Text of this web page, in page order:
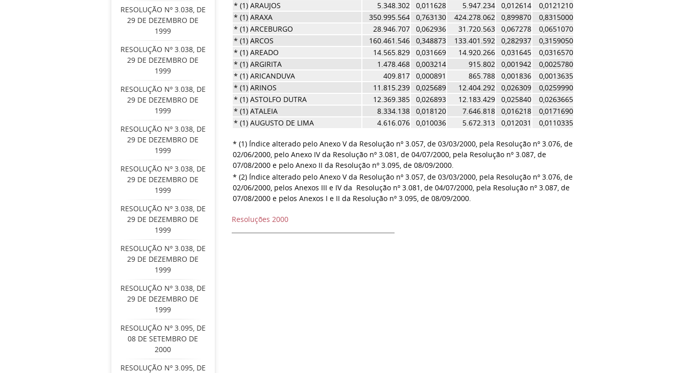
RESOLUÇÃO Nº 3.038, DE
29 DE DEZEMBRO DE
1999
RESOLUÇÃO Nº 3.038, DE
29 DE DEZEMBRO DE
1999
RESOLUÇÃO Nº 3.038, DE
29 DE DEZEMBRO DE
1999
RESOLUÇÃO Nº 3.038, DE
29 DE DEZEMBRO DE
1999
RESOLUÇÃO Nº 3.038, DE
29 DE DEZEMBRO DE
1999
RESOLUÇÃO Nº 3.038, DE
29 DE DEZEMBRO DE
1999
RESOLUÇÃO Nº 3.038, DE
29 DE DEZEMBRO DE
1999
RESOLUÇÃO Nº 3.038, DE
29 DE DEZEMBRO DE
1999
RESOLUÇÃO Nº 3.095, DE
08 DE SETEMBRO DE
2000
RESOLUÇÃO Nº 3.095, DE
* (1) ARAUJOS 5.348.302 0,011628 5.947.234 0,012614
0,0121210
* (1) ARAXA 350.995.564 0,763130 424.278.062 0,899870
0,8315000
* (1) ARCEBURGO 28.946.707 0,062936 31.720.563 0,067278
0,0651070
* (1) ARCOS 160.461.546 0,348873 133.401.592 0,282937
0,3159050
* (1) AREADO 14.565.829 0,031669 14.920.266 0,031645
0,0316570
* (1) ARGIRITA 1.478.468 0,003214 915.802 0,001942
0,0025780
* (1) ARICANDUVA 409.817 0,000891 865.788 0,001836
0,0013635
* (1) ARINOS 11.815.239 0,025689 12.404.292 0,026309
0,0259990
* (1) ASTOLFO DUTRA 12.369.385 0,026893 12.183.429 0,025840
0,0263665
* (1) ATALEIA 8.334.138 0,018120 7.646.818 0,016218
0,0171690
* (1) AUGUSTO DE LIMA 4.616.076 0,010036 5.672.313 0,012031 0,0110335
* (1) Índice alterado pelo Anexo V da Resolução nº 3.057, de 03/03/2000, pela Resolução nº 3.076, de
02/06/2000, pelo Anexo IV da Resolução nº 3.081, de 04/07/2000, pela Resolução nº 3.087, de
07/08/2000 e pelo Anexo II da Resolução nº 3.095, de 08/09/2000.
* (2) Índice alterado pelo Anexo V da Resolução nº 3.057, de 03/03/2000, pela Resolução nº 3.076, de
02/06/2000, pelos Anexos III e IV da Resolução nº 3.081, de 04/07/2000, pela Resolução nº 3.087, de
07/08/2000 e pelos Anexos I e II da Resolução nº 3.095, de 08/09/2000.
Resoluções 2000